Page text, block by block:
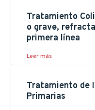
Tratamiento
o grave,
primera línea
Leer más
Tratamiento de
Primarias